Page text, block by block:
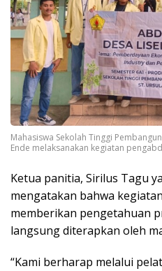
Mahasiswa Sekolah Tinggi
Ende melaksanakan kegiatan
Ketua panitia, Sirilus Tagu
mengatakan bahwa
memberikan pengetahuan
langsung diterapkan oleh
“Kami berharap melalui